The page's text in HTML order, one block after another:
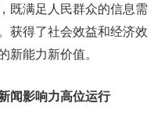
既满足人民群众的信息需
获得了社会效益和经济效
新能力新价值。
影响力高位运行